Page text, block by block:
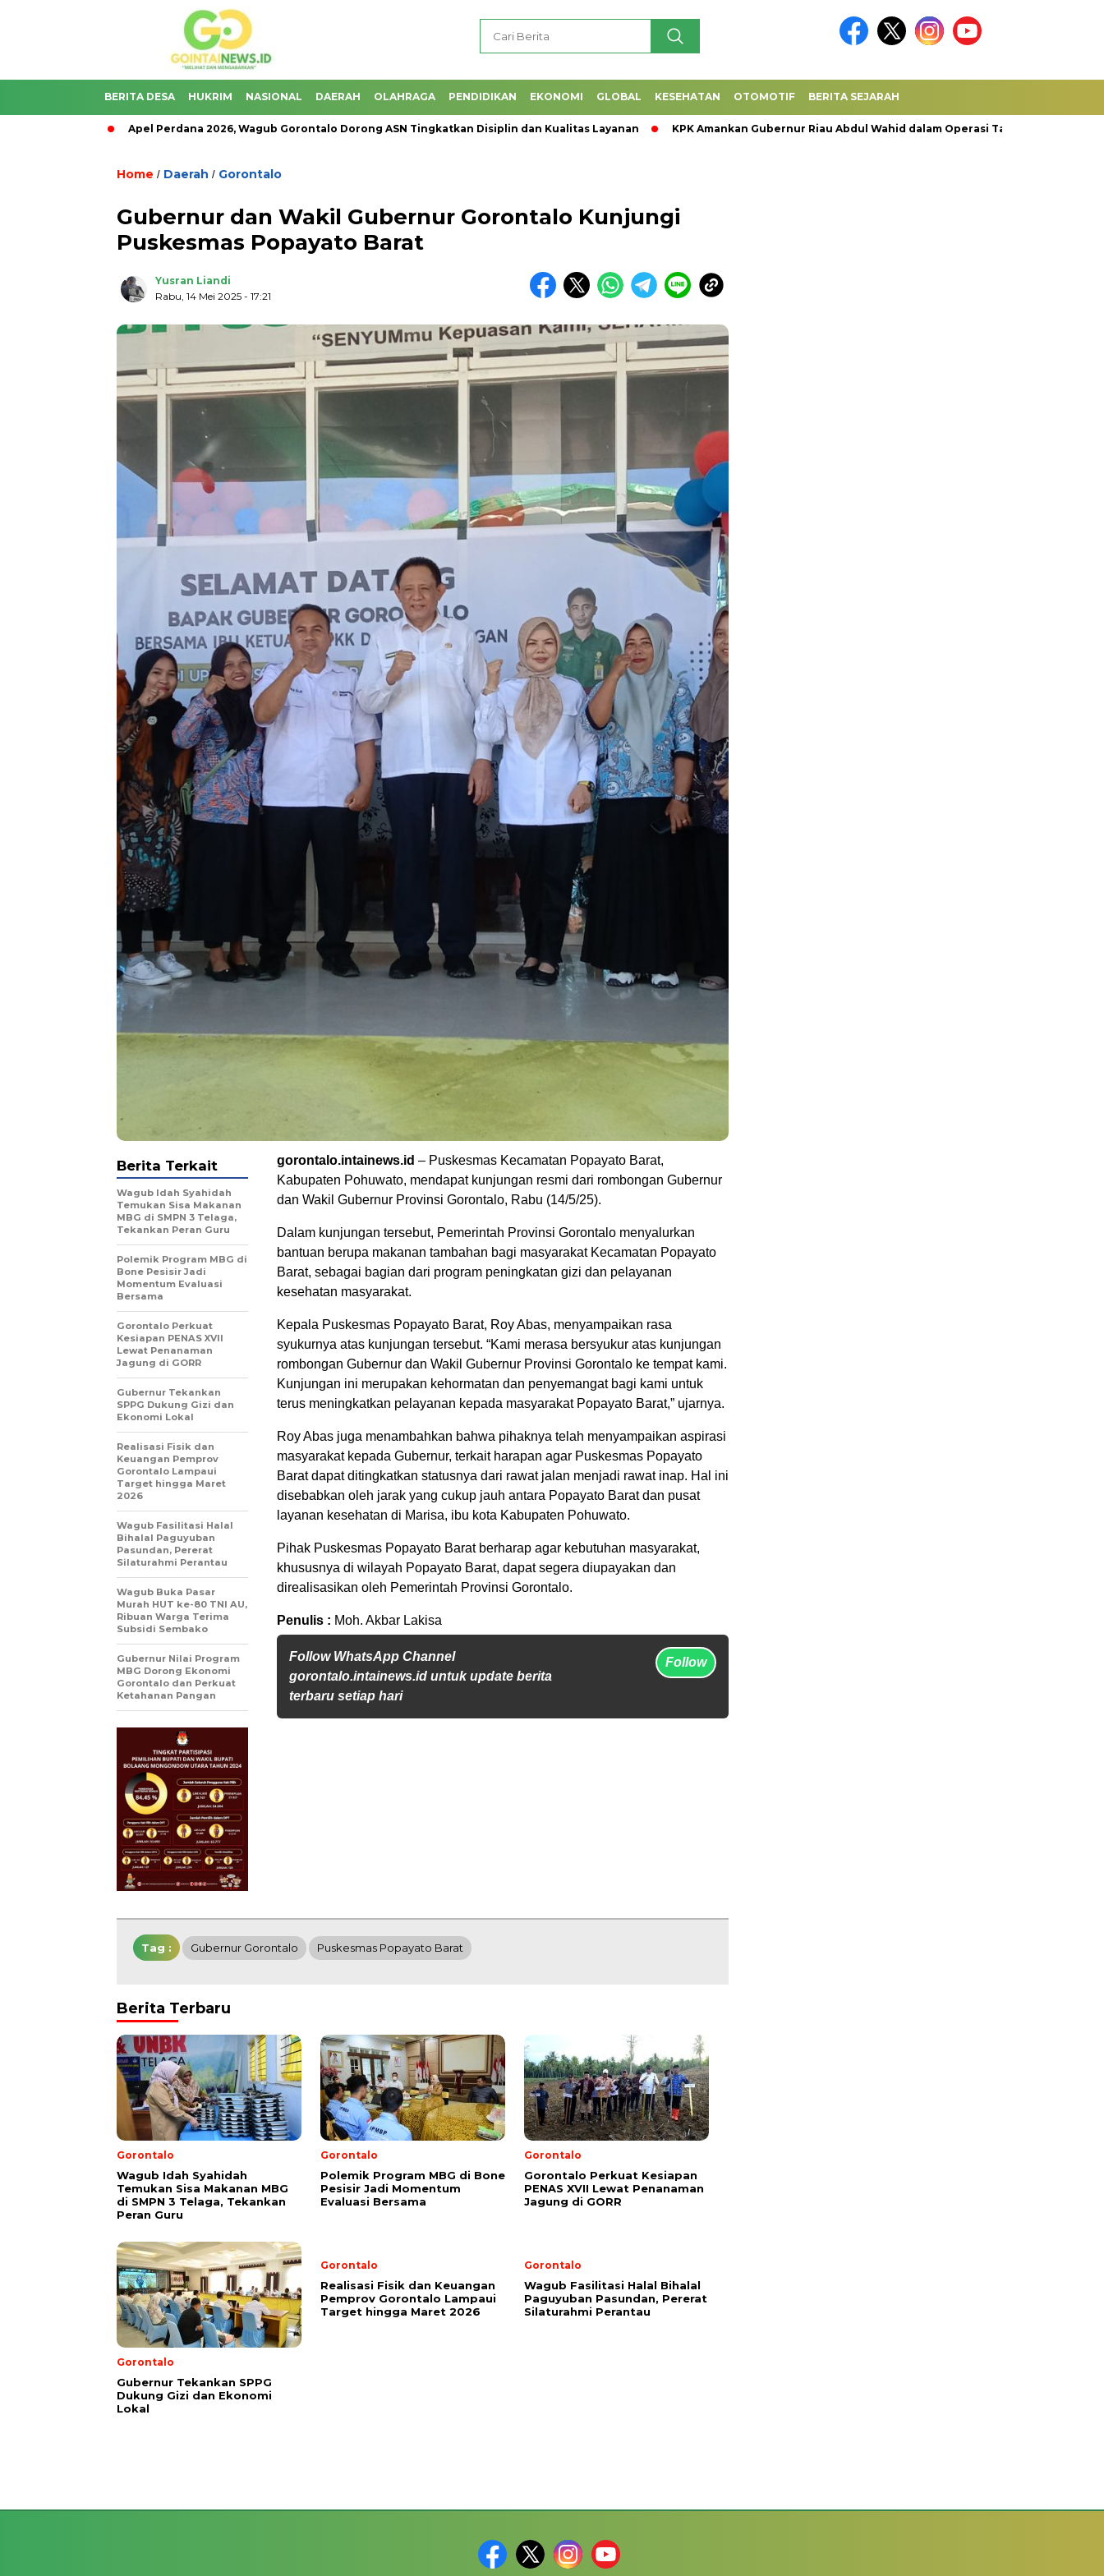
BERITA DESA HUKRIM NASIONAL DAERAH OLAHRAGA PENDIDIKAN EKONOMI GLOBAL KESEHATAN OTOMOTIF BERITA SEJARAH
Apel Perdana 2026, Wagub Gorontalo Dorong ASN Tingkatkan Disiplin dan Kualitas Layanan KPK Amankan Gubernur Riau Abdul Wahid dalam Operasi Tangkap Tangan
Home / Daerah / Gorontalo
Gubernur dan Wakil Gubernur Gorontalo Kunjungi
Puskesmas Popayato Barat
Yusran Liandi
Rabu, 14 Mei 2025 - 17:21
gorontalo.intainews.id – Puskesmas Kecamatan Popayato Barat,
Kabupaten Pohuwato, mendapat kunjungan resmi dari rombongan Gubernur
dan Wakil Gubernur Provinsi Gorontalo, Rabu (14/5/25).
‎Dalam kunjungan tersebut, Pemerintah Provinsi Gorontalo menyalurkan
bantuan berupa makanan tambahan bagi masyarakat Kecamatan Popayato
Barat, sebagai bagian dari program peningkatan gizi dan pelayanan
kesehatan masyarakat.
‎Kepala Puskesmas Popayato Barat, Roy Abas, menyampaikan rasa
syukurnya atas kunjungan tersebut. “Kami merasa bersyukur atas kunjungan
rombongan Gubernur dan Wakil Gubernur Provinsi Gorontalo ke tempat kami.
Kunjungan ini merupakan kehormatan dan penyemangat bagi kami untuk
terus meningkatkan pelayanan kepada masyarakat Popayato Barat,” ujarnya.
‎Roy Abas juga menambahkan bahwa pihaknya telah menyampaikan aspirasi
masyarakat kepada Gubernur, terkait harapan agar Puskesmas Popayato
Barat dapat ditingkatkan statusnya dari rawat jalan menjadi rawat inap. Hal ini
disebabkan oleh jarak yang cukup jauh antara Popayato Barat dan pusat
layanan kesehatan di Marisa, ibu kota Kabupaten Pohuwato.
Pihak ‎Puskesmas Popayato Barat berharap agar kebutuhan masyarakat,
khususnya di wilayah Popayato Barat, dapat segera diupayakan dan
direalisasikan oleh Pemerintah Provinsi Gorontalo.
Penulis : Moh. Akbar Lakisa
Follow WhatsApp Channel
gorontalo.intainews.id untuk update berita
terbaru setiap hari
Follow
Berita Terkait
Wagub Idah Syahidah
Temukan Sisa Makanan
MBG di SMPN 3 Telaga,
Tekankan Peran Guru
Polemik Program MBG di
Bone Pesisir Jadi
Momentum Evaluasi
Bersama
Gorontalo Perkuat
Kesiapan PENAS XVII
Lewat Penanaman
Jagung di GORR
Gubernur Tekankan
SPPG Dukung Gizi dan
Ekonomi Lokal
Realisasi Fisik dan
Keuangan Pemprov
Gorontalo Lampaui
Target hingga Maret
2026
Wagub Fasilitasi Halal
Bihalal Paguyuban
Pasundan, Pererat
Silaturahmi Perantau
Wagub Buka Pasar
Murah HUT ke-80 TNI AU,
Ribuan Warga Terima
Subsidi Sembako
Gubernur Nilai Program
MBG Dorong Ekonomi
Gorontalo dan Perkuat
Ketahanan Pangan
Tag : Gubernur Gorontalo Puskesmas Popayato Barat
Berita Terbaru
Gorontalo
Wagub Idah Syahidah
Temukan Sisa Makanan MBG
di SMPN 3 Telaga, Tekankan
Peran Guru
Gorontalo
Polemik Program MBG di Bone
Pesisir Jadi Momentum
Evaluasi Bersama
Gorontalo
Gorontalo Perkuat Kesiapan
PENAS XVII Lewat Penanaman
Jagung di GORR
Gorontalo
Gubernur Tekankan SPPG
Dukung Gizi dan Ekonomi
Lokal
Gorontalo
Realisasi Fisik dan Keuangan
Pemprov Gorontalo Lampaui
Target hingga Maret 2026
Gorontalo
Wagub Fasilitasi Halal Bihalal
Paguyuban Pasundan, Pererat
Silaturahmi Perantau